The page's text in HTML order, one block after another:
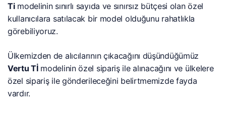
Timodelinin sınırlı sayıda ve sınırsız bütçesi olan özel
kullanıcılara satılacak bir model olduğunu rahatlıkla
görebiliyoruz.
Ülkemizden de alıcılarının çıkacağını düşündüğümüz
Vertu Tİmodelinin özel sipariş ile alınacağını ve ülkelere
özel sipariş ile gönderileceğini belirtmemizde fayda
vardır.